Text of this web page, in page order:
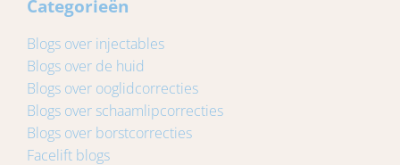
Categorieën
Blogs over injectables
Blogs over de huid
Blogs over ooglidcorrecties
Blogs over schaamlipcorrecties
Blogs over borstcorrecties
Facelift blogs